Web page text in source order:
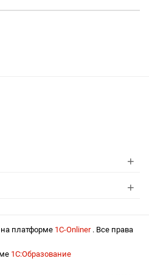
+
+
на платформе 1С-Onliner . Все права
1С:Образование